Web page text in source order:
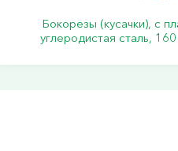
Бокорезы (кусачки), с
углеродистая сталь,